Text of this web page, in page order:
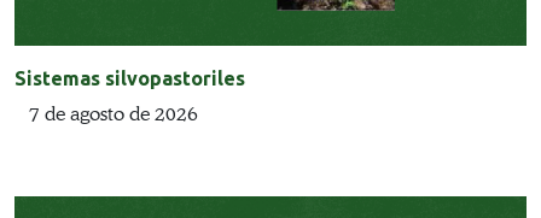
Sistemas silvopastoriles
7 de agosto de 2026